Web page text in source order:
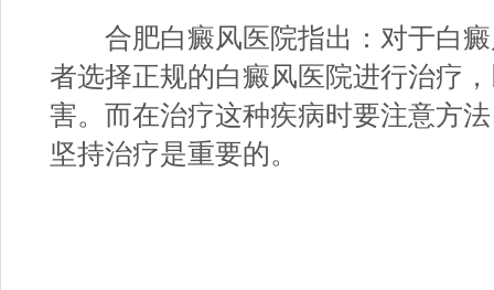
合肥白癜风医院指出：对于白
者选择正规的白癜风医院进行治疗
害。而在治疗这种疾病时要注意方
坚持治疗是重要的。